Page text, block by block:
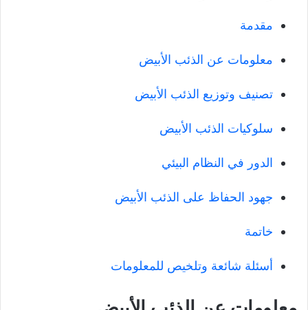
مقدمة
معلومات عن الذئب الأبيض
تصنيف وتوزيع الذئب الأبيض
سلوكيات الذئب الأبيض
الدور في النظام البيئي
جهود الحفاظ على الذئب الأبيض
خاتمة
أسئلة شائعة وتلخيص للمعلومات